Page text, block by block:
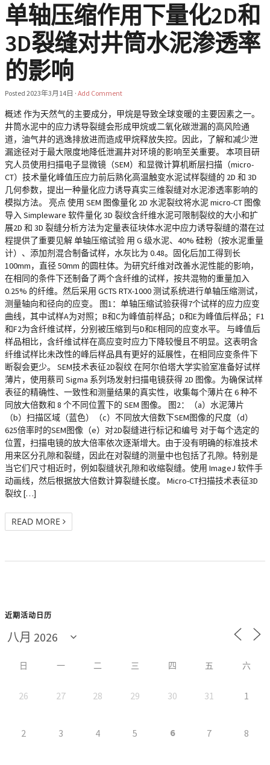
单轴压缩作用下量化2D和
3D裂缝对井筒水泥渗透率
的影响
Posted 2023年3月14日 · Add Comment
概述 作为天然气的主要成分，甲烷是导致全球变暖的主要因素之一。
井筒水泥中的应力诱导裂缝会形成甲烷或二氧化碳泄漏的高风险通
道，油气井的逃逸排放进而造成甲烷释放失控。因此，了解和减少泄
漏途径对于最大限度地降低泄漏井对环境的影响至关重要。 本项目研
究人员使用扫描电子显微镜（SEM）和显微计算机断层扫描（micro-
CT）技术量化峰值压应力前后熟化高温触变水泥试样裂缝的 2D 和 3D
几何参数，提出一种量化应力诱导真实三维裂缝对水泥渗透率影响的
模拟方法。 亮点 使用 SEM 图像量化 2D 水泥裂纹将水泥 micro-CT 图像
导入 Simpleware 软件量化 3D 裂纹含纤维水泥可限制裂纹的大小和扩
展2D 和 3D 裂缝分析方法为定量表征块体水泥中应力诱导裂缝的潜在过
程提供了重要见解 单轴压缩试验 用 G 级水泥、40% 硅粉（按水泥重量
计）、添加剂混合制备试样，水灰比为 0.48。固化后加工得到长
100mm，直径 50mm 的圆柱体。为研究纤维对改善水泥性能的影响，
在相同的条件下还制备了两个含纤维的试样，按共混物的重量加入
0.25% 的纤维。然后采用 GCTS RTX-1000 测试系统进行单轴压缩测试，
测量轴向和径向的应变。 图1：单轴压缩试验获得7个试样的应力应变
曲线，其中试样A为对照；B和C为峰值前样品；D和E为峰值后样品；F1
和F2为含纤维试样，分别被压缩到与D和E相同的应变水平。 与峰值后
样品相比，含纤维试样在高应变时应力下降较慢且不明显。这表明含
纤维试样比未改性的峰后样品具有更好的延展性，在相同应变条件下
断裂会更少。 SEM技术表征2D裂纹 在阿尔伯塔大学实验室准备好试样
薄片，使用蔡司 Sigma 系列场发射扫描电镜获得 2D 图像。为确保试样
表征的精确性、一致性和测量结果的真实性，收集每个薄片在 6 种不
同放大倍数和 8 个不同位置下的 SEM 图像。 图2：（a）水泥薄片
（b）扫描区域（蓝色）（c）不同放大倍数下SEM图像的尺度（d）
625倍率时的SEM图像（e）对2D裂缝进行标记和编号 对于每个选定的
位置，扫描电镜的放大倍率依次逐渐增大。由于没有明确的标准技术
用来区分孔隙和裂缝，因此在对裂缝的测量中也包括了孔隙。特别是
当它们尺寸相近时，例如裂缝状孔隙和收缩裂缝。使用 ImageJ 软件手
动画线，然后根据放大倍数计算裂缝长度。 Micro-CT扫描技术表征3D
裂纹 […]
READ MORE
近期活动日历
日 一 二 三 四 五 六
26 27 28 29 30 31 1
2 3 4 5 6 7 8